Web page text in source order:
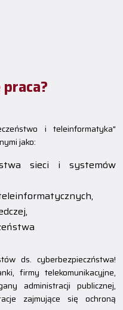
i teleinformatyka"
jako:
sieci i systemów
ds. cyberbezpieczństwa!
firmy telekomunikacyjne,
administracji publicznej,
zajmujące się ochroną